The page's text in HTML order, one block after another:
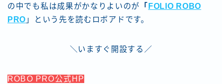
の中でも私は成果がかなりよいのが
「 FOLIO ROBO
PRO 」という先を読むロボアドです。
＼いますぐ開設する／
ROBO PRO公式HP